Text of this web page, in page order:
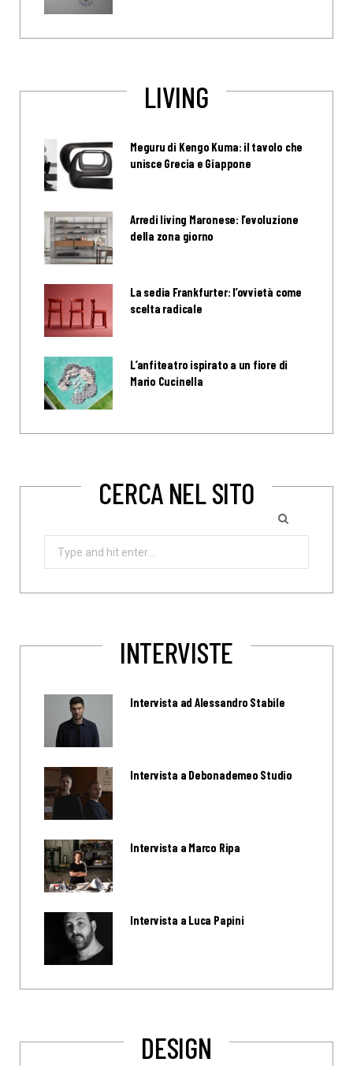
LIVING
Meguru di Kengo Kuma: il tavolo che
unisce Grecia e Giappone
Arredi living Maronese: l’evoluzione
della zona giorno
La sedia Frankfurter: l’ovvietà come
scelta radicale
L’anfiteatro ispirato a un fiore di
Mario Cucinella
CERCA NEL SITO
INTERVISTE
Intervista ad Alessandro Stabile
Intervista a Debonademeo Studio
Intervista a Marco Ripa
Intervista a Luca Papini
DESIGN